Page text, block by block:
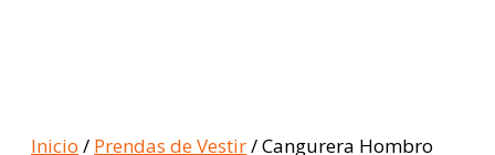
Inicio / Prendas de Vestir/ Cangurera Hombro